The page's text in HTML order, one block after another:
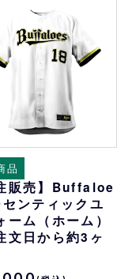
品
販売】Buffaloe
ンティックユ
ーム（ホーム）
文日から約3ヶ